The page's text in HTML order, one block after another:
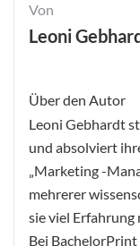
Von
Leoni
Über den Autor
Leoni Gebhardt
und absolviert
„Marketing -
mehrerer
sie viel Erfahrung
Bei